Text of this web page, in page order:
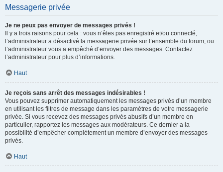
Messagerie privée
Je ne peux pas envoyer de messages privés !
Il y a trois raisons pour cela : vous n’êtes pas enregistré et/ou connecté,
l’administrateur a désactivé la messagerie privée sur l’ensemble du forum, ou
l’administrateur vous a empêché d’envoyer des messages. Contactez
l’administrateur pour plus d’informations.
Haut
Je reçois sans arrêt des messages indésirables !
Vous pouvez supprimer automatiquement les messages privés d’un membre
en utilisant les filtres de message dans les paramètres de votre messagerie
privée. Si vous recevez des messages privés abusifs d’un membre en
particulier, rapportez les messages aux modérateurs. Ce dernier a la
possibilité d’empêcher complètement un membre d’envoyer des messages
privés.
Haut